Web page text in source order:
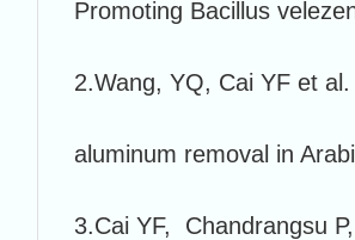
Promoting Bacillus
2.Wang, YQ, Cai YF et
aluminum removal in
3.Cai YF, Chandrangsu